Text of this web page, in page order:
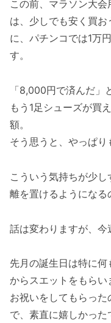
この前、マラソン大
は、少しでも安く買
に、パチンコでは1万
す。
「8,000円で済んだ」
もう1足シューズが買
額。
そう思うと、やっぱり
こういう気持ちが少
離を置けるようになる
話は変わりますが、今
先月の誕生日は特に
からスエットをもらい
お祝いをしてもらっ
で、素直に嬉しかった